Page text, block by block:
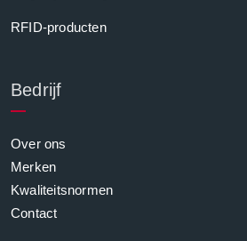
RFID-producten
Bedrijf
Over ons
Merken
Kwaliteitsnormen
Contact